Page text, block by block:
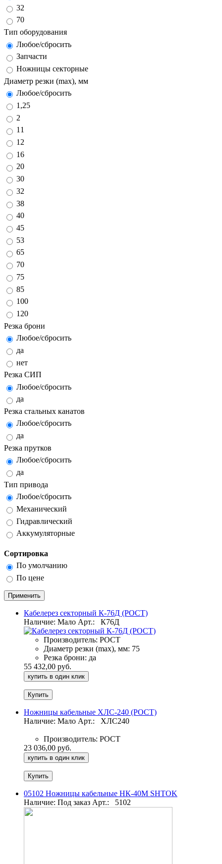
32
70
Тип оборудования
Любое/сбросить
Запчасти
Ножницы секторные
Диаметр резки (max), мм
Любое/сбросить
1,25
2
11
12
16
20
30
32
38
40
45
53
65
70
75
85
100
120
Резка брони
Любое/сбросить
да
нет
Резка СИП
Любое/сбросить
да
Резка стальных канатов
Любое/сбросить
да
Резка прутков
Любое/сбросить
да
Тип привода
Любое/сбросить
Механический
Гидравлический
Аккумуляторные
Сортировка
По умолчанию
По цене
Кабелерез секторный К-76Д (РОСТ)
Наличие: Мало Арт.: К76Д
Производитель: РОСТ
Диаметр резки (max), мм: 75
Резка брони: да
55 432,00 руб.
купить в один клик
Ножницы кабельные ХЛС-240 (РОСТ)
Наличие: Мало Арт.: ХЛС240
Производитель: РОСТ
23 036,00 руб.
купить в один клик
05102 Ножницы кабельные НК-40М SHTOK
Наличие: Под заказ Арт.: 5102